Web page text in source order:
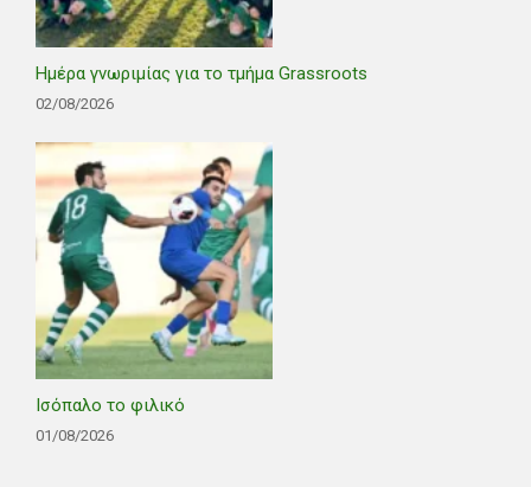
Ημέρα γνωριμίας για το τμήμα Grassroots
02/08/2026
Ισόπαλο το φιλικό
01/08/2026